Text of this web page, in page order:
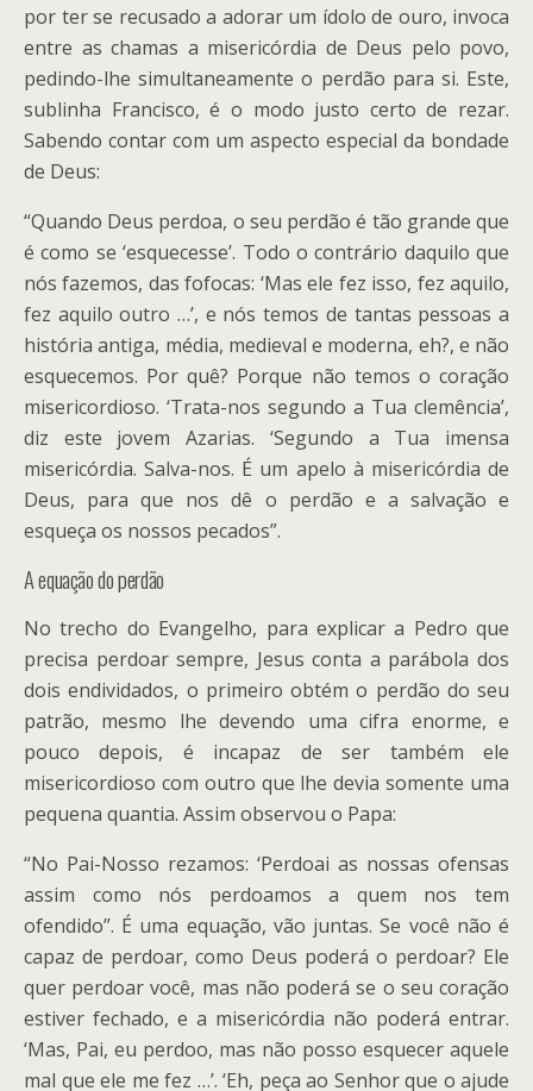
por ter se recusado a adorar um ídolo de ouro, invoca
entre as chamas a misericórdia de Deus pelo povo,
pedindo-lhe simultaneamente o perdão para si. Este,
sublinha Francisco, é o modo justo certo de rezar.
Sabendo contar com um aspecto especial da bondade
de Deus:
“Quando Deus perdoa, o seu perdão é tão grande que
é como se ‘esquecesse’. Todo o contrário daquilo que
nós fazemos, das fofocas: ‘Mas ele fez isso, fez aquilo,
fez aquilo outro …’, e nós temos de tantas pessoas a
história antiga, média, medieval e moderna, eh?, e não
esquecemos. Por quê? Porque não temos o coração
misericordioso. ‘Trata-nos segundo a Tua clemência’,
diz este jovem Azarias. ‘Segundo a Tua imensa
misericórdia. Salva-nos. É um apelo à misericórdia de
Deus, para que nos dê o perdão e a salvação e
esqueça os nossos pecados”.
A equação do perdão
No trecho do Evangelho, para explicar a Pedro que
precisa perdoar sempre, Jesus conta a parábola dos
dois endividados, o primeiro obtém o perdão do seu
patrão, mesmo lhe devendo uma cifra enorme, e
pouco depois, é incapaz de ser também ele
misericordioso com outro que lhe devia somente uma
pequena quantia. Assim observou o Papa:
“No Pai-Nosso rezamos: ‘Perdoai as nossas ofensas
assim como nós perdoamos a quem nos tem
ofendido”. É uma equação, vão juntas. Se você não é
capaz de perdoar, como Deus poderá o perdoar? Ele
quer perdoar você, mas não poderá se o seu coração
estiver fechado, e a misericórdia não poderá entrar.
‘Mas, Pai, eu perdoo, mas não posso esquecer aquele
mal que ele me fez …’. ‘Eh, peça ao Senhor que o ajude